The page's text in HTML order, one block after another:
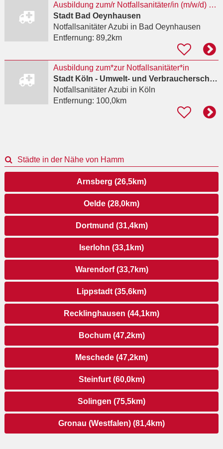
Ausbildung zum/r Notfallsanitäter/in (m/w/d) zum 01.08.2027
Stadt Bad Oeynhausen
Notfallsanitäter Azubi in Bad Oeynhausen
Entfernung: 89,2km
Ausbildung zum*zur Notfallsanitäter*in
Stadt Köln - Umwelt- und Verbraucherschutzamt
Notfallsanitäter Azubi in Köln
Entfernung: 100,0km
Städte in der Nähe von Hamm
Arnsberg (26,5km)
Oelde (28,0km)
Dortmund (31,4km)
Iserlohn (33,1km)
Warendorf (33,7km)
Lippstadt (35,6km)
Recklinghausen (44,1km)
Bochum (47,2km)
Meschede (47,2km)
Steinfurt (60,0km)
Solingen (75,5km)
Gronau (Westfalen) (81,4km)